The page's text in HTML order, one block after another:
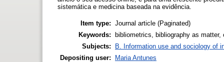
sistemática e medicina baseada na evidência.
Item type: Journal article (Paginated)
Keywords:
bibliometrics, bibliography as
Subjects:
B. Information use and sociology of
Depositing user:
Maria Antunes